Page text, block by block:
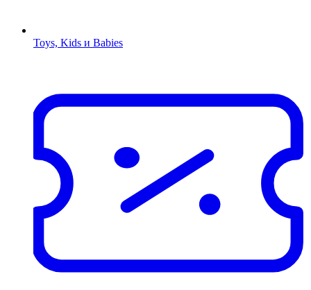
Toys, Kids и Babies